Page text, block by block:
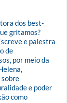
dos best-
gritamos?
e palestra
de
por meio da
e poder
como